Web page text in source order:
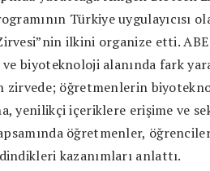
Türkiye uygulayıcısı
ilkini organize etti.
biyoteknoloji alanında fark
zirvede; öğretmenlerin
yenilikçi içeriklere erişime ve
öğretmenler,
kazanımları anlattı.